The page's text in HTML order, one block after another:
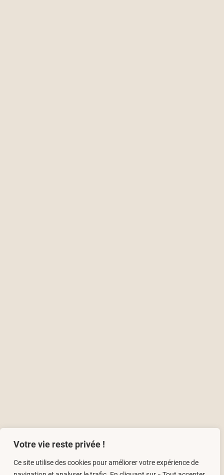
Votre vie reste privée !
Ce site utilise des cookies pour améliorer votre expérience de